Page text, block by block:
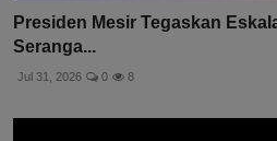
Presiden Mesir Tegaskan
Seranga...
Jul 31, 2026 0 8